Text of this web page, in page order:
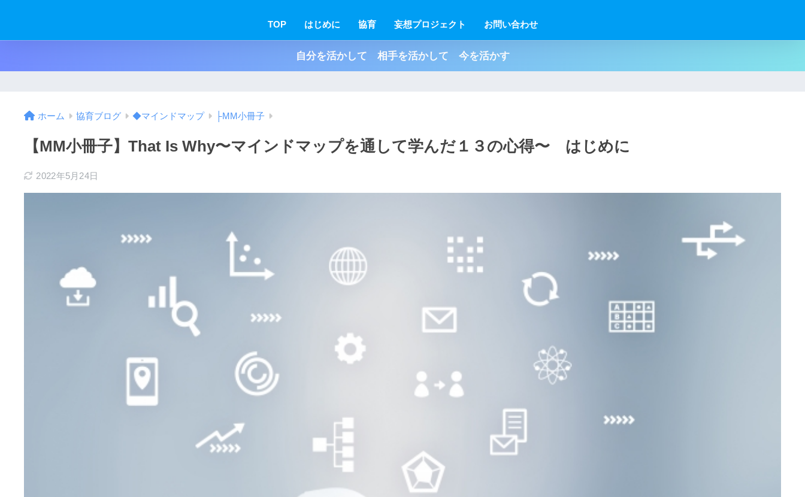
TOP はじめに 協育 妄想プロジェクト お問い合わせ
自分を活かして 相手を活かして 今を活かす
ホーム 協育ブログ ◆マインドマップ ├MM小冊子
【MM小冊子】That Is Why〜マインドマップを通して学んだ１３の心得〜 はじめに
2022年5月24日